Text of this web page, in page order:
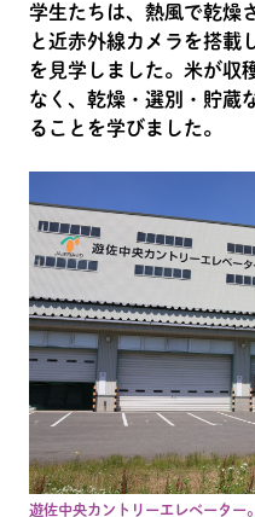
学生たちは、熱風で乾燥
と近赤外線カメラを搭載
を見学しました。米が収
なく、乾燥・選別・貯蔵
ることを学びました。
遊佐中央カントリーエレベーター